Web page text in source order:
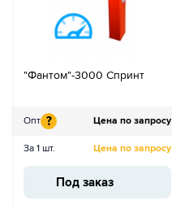
"Фантом"-3000 Спринт
Опт ? Цена по запросу
За 1 шт. Цена по запросу
Под заказ